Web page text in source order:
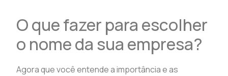
O que fazer para escolher
o nome da sua empresa?
Agora que você entende a importância e as